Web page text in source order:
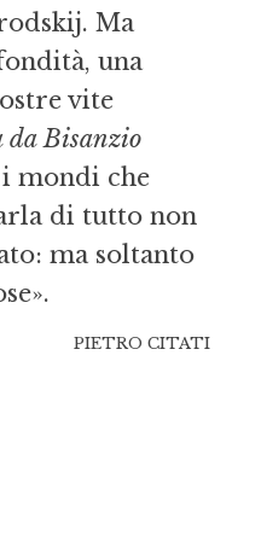
Ma
una
vite
da Bisanzio
mondi che
di tutto non
ma soltanto
PIETRO CITATI